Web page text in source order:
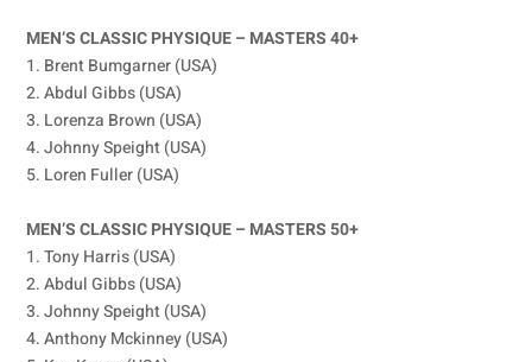
MEN’S CLASSIC PHYSIQUE – MASTERS 40+
1. Brent Bumgarner (USA)
2. Abdul Gibbs (USA)
3. Lorenza Brown (USA)
4. Johnny Speight (USA)
5. Loren Fuller (USA)
MEN’S CLASSIC PHYSIQUE – MASTERS 50+
1. Tony Harris (USA)
2. Abdul Gibbs (USA)
3. Johnny Speight (USA)
4. Anthony Mckinney (USA)